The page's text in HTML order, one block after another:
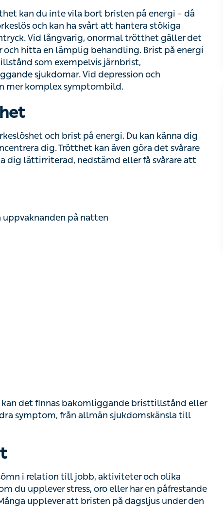
du inte vila bort bristen på energi – då känner du
ha svårt att hantera stökiga situationer med mycket
trötthet gäller det att ringa in orsaken till dina besvär
energi kan även vara kopplad till fysiska tillstånd
eller bakomliggande sjukdomar. Vid
del av en mer komplex symptombild.
och brist på energi. Du kan känna dig matt i
Trötthet kan även göra det svårare att hantera
nedstämd eller få svårare att hantera stress.
på natten
finnas bakomliggande bristtillstånd eller
symptom, från allmän sjukdomskänsla till
i relation till jobb, aktiviteter och olika måsten.
stress, oro eller har en påfrestande situation
att bristen på dagsljus under den mörka årstiden
kan det finnas bakomliggande, medicinska